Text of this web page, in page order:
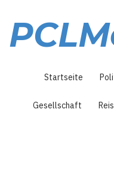
Inhalt
Startseite
Gesellschaft